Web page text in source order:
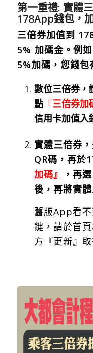
第一重禮: 實體
178App錢包，
三倍券加值到
5% 加碼金。例
5%加碼，您錢包
數位三倍券，
點『三倍券加
信用卡加值入
實體三倍券
QR碼，再於
加碼』
，再選
後，再將實
舊版App看
鍵，請於首
方『更新』